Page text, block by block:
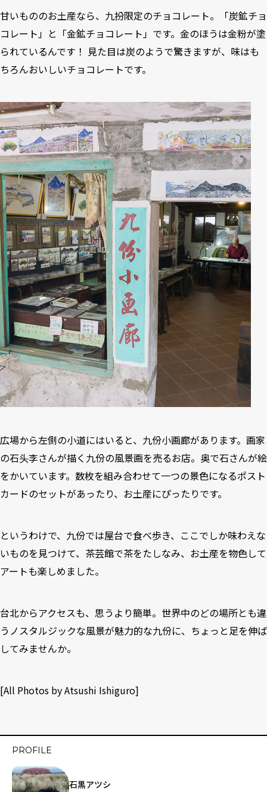
甘いもののお土産なら、九扮限定のチョコレート。「炭鉱チョ
コレート」と「金鉱チョコレート」です。金のほうは金粉が塗
られているんです！ 見た目は炭のようで驚きますが、味はも
ちろんおいしいチョコレートです。
広場から左側の小道にはいると、九份小画廊があります。画家
の石头李さんが描く九份の風景画を売るお店。奥で石さんが絵
をかいています。数枚を組み合わせて一つの景色になるポスト
カードのセットがあったり、お土産にぴったりです。
というわけで、九份では屋台で食べ歩き、ここでしか味わえな
いものを見つけて、茶芸館で茶をたしなみ、お土産を物色して
アートも楽しめました。
台北からアクセスも、思うより簡単。世界中のどの場所とも違
うノスタルジックな風景が魅力的な九份に、ちょっと足を伸ば
してみませんか。
[All Photos by Atsushi Ishiguro]
PROFILE
石黒アツシ